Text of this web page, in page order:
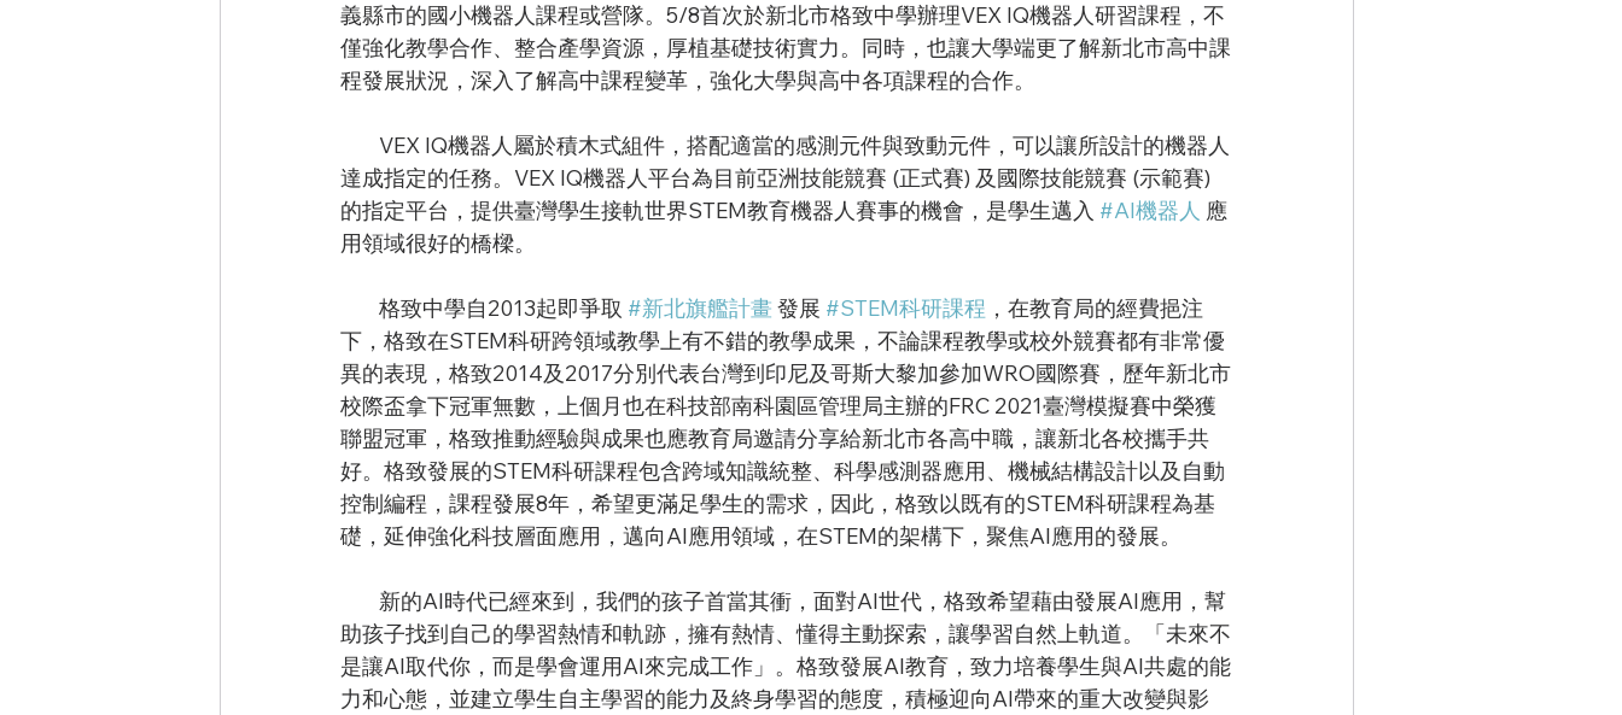
義縣市的國小機器人課程或營隊。5/8首次於新北市格致中學辦理VEX IQ機器人研習課程，不
僅強化教學合作、整合產學資源，厚植基礎技術實力。同時，也讓大學端更了解新北市高中課
程發展狀況，深入了解高中課程變革，強化大學與高中各項課程的合作。
達成指定的任務。VEX IQ機器人平台為目前亞洲技能競賽 (正式賽) 及國際技能競賽 (示範賽)
的指定平台，提供臺灣學生接軌世界STEM教育機器人賽事的機會，是學生邁入 #AI機器人 應
用領域很好的橋樑。
        格致中學自2013起即爭取
#新北旗艦計畫 發展 #STEM科研課程 ，在教育局的經費挹注
下，格致在STEM科研跨領域教學上有不錯的教學成果，不論課程教學或校外競賽都有非常優
異的表現，格致2014及2017分別代表台灣到印尼及哥斯大黎加參加WRO國際賽，歷年新北市
校際盃拿下冠軍無數，上個月也在科技部南科園區管理局主辦的FRC 2021臺灣模擬賽中榮獲
聯盟冠軍，格致推動經驗與成果也應教育局邀請分享給新北市各高中職，讓新北各校攜手共
好。格致發展的STEM科研課程包含跨域知識統整、科學感測器應用、機械結構設計以及自動
控制編程，課程發展8年，希望更滿足學生的需求，因此，格致以既有的STEM科研課程為基
礎，延伸強化科技層面應用，邁向AI應用領域，在STEM的架構下，聚焦AI應用的發展。
助孩子找到自己的學習熱情和軌跡，擁有熱情、懂得主動探索，讓學習自然上軌道。「未來不
是讓AI取代你，而是學會運用AI來完成工作」。格致發展AI教育，致力培養學生與AI共處的能
力和心態，並建立學生自主學習的能力及終身學習的態度，積極迎向AI帶來的重大改變與影